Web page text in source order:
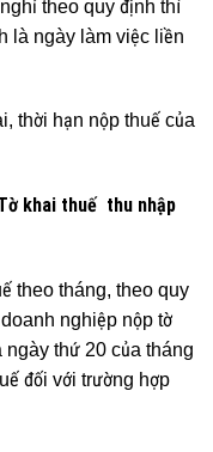
theo quy định thì
là ngày làm việc liền
thời hạn nộp thuế của
khai thuế thu nhập
theo tháng, theo quy
nghiệp nộp tờ
ngày thứ 20 của tháng
đối với trường hợp